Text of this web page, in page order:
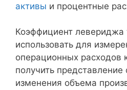
активы и процентные
Коэффициент
использовать для
операционных расходов
получить представление
изменения объема